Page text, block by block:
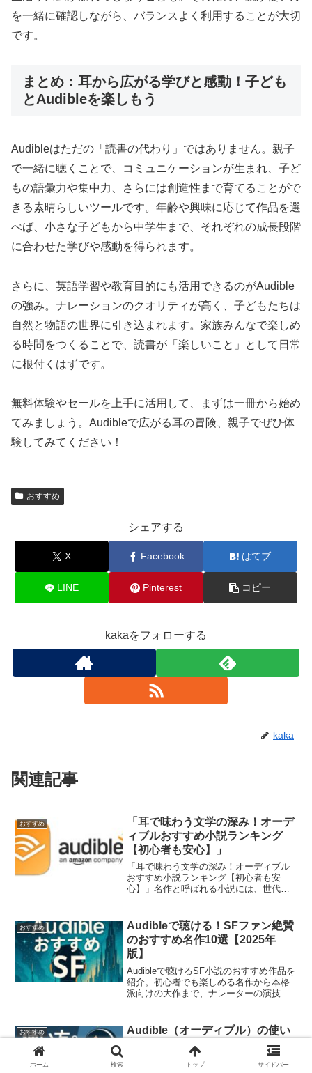
を一緒に確認しながら、バランスよく利用することが大切
です。
まとめ：耳から広がる学びと感動！子ども
とAudibleを楽しもう
Audibleはただの「読書の代わり」ではありません。親子
で一緒に聴くことで、コミュニケーションが生まれ、子ど
もの語彙力や集中力、さらには創造性まで育てることがで
きる素晴らしいツールです。年齢や興味に応じて作品を選
べば、小さな子どもから中学生まで、それぞれの成長段階
に合わせた学びや感動を得られます。
さらに、英語学習や教育目的にも活用できるのがAudible
の強み。ナレーションのクオリティが高く、子どもたちは
自然と物語の世界に引き込まれます。家族みんなで楽しめ
る時間をつくることで、読書が「楽しいこと」として日常
に根付くはずです。
無料体験やセールを上手に活用して、まずは一冊から始め
てみましょう。Audibleで広がる耳の冒険、親子でぜひ体
験してみてください！
おすすめ
シェアする
X Facebook はてブ
LINE Pinterest コピー
kakaをフォローする
kaka
関連記事
おすすめ
「耳で味わう文学の深み！オーデ
ィブルおすすめ小説ランキング
【初心者も安心】」
「耳で味わう文学の深み！オーディブル
おすすめ小説ランキング【初心者も安
心】」名作と呼ばれる小説には、世代を
で楽しむ新しいスタイルの読書を提供。
今回は、初心者にも聴きやすい...
おすすめ
Audibleで聴ける！SFファン絶賛
のおすすめ名作10選【2025年
版】
Audibleで聴けるSF小説のおすすめ作品を
紹介。初心者でも楽しめる名作から本格
派向けの大作まで、ナレーターの演技や
か？
おすすめ
Audible（オーディブル）の使い
方・おすすめ本・裏技まとめ
【2025年版】
ホーム 検索 トップ サイドバー